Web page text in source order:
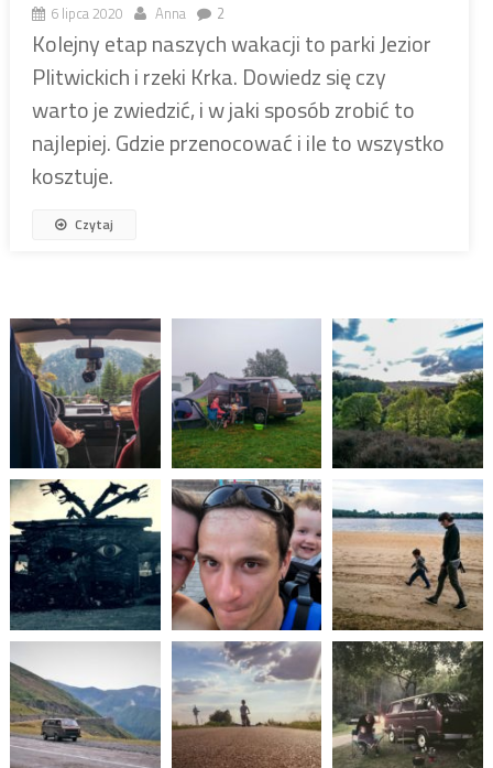
6 lipca 2020 Anna 2
Kolejny etap naszych wakacji to parki Jezior
Plitwickich i rzeki Krka. Dowiedz się czy
warto je zwiedzić, i w jaki sposób zrobić to
najlepiej. Gdzie przenocować i ile to wszystko
kosztuje.
Czytaj